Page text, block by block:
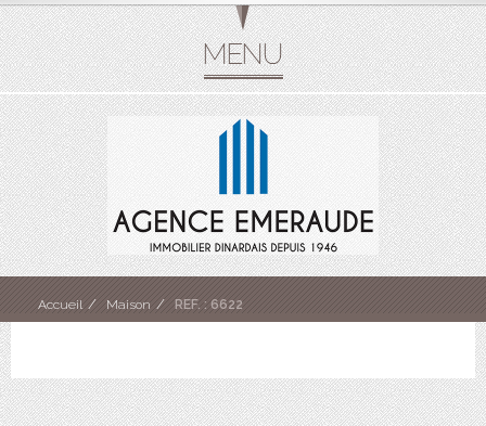
Accueil Maison REF. : 6622